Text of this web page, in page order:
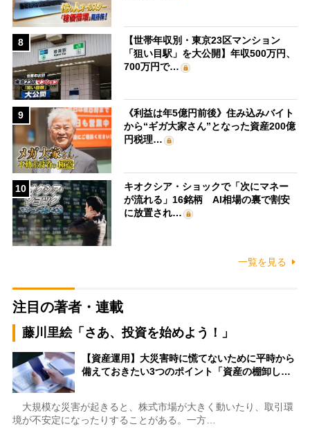
8
【世帯年収別・東京23区マンション
「狙い目駅」を大公開】年収500万円、
700万円で…
9
《利益は年5億円前後》住み込みバイト
から“ギガ大家さん”となった資産200億
円税理…
10
キオクシア・ショックで「次にマネー
が流れる」16銘柄 AI相場の裏で割安
に放置され…
一覧を見る
注目の著者・連載
藤川里絵「さあ、投資を始めよう！」
【資産運用】大災害時に慌てないために平時から
備えておきたい3つのポイント「資産の棚卸し…
大規模な災害が起きると、株式市場が大きく動いたり、取引環
境が不安定になったりすることがある。一方…